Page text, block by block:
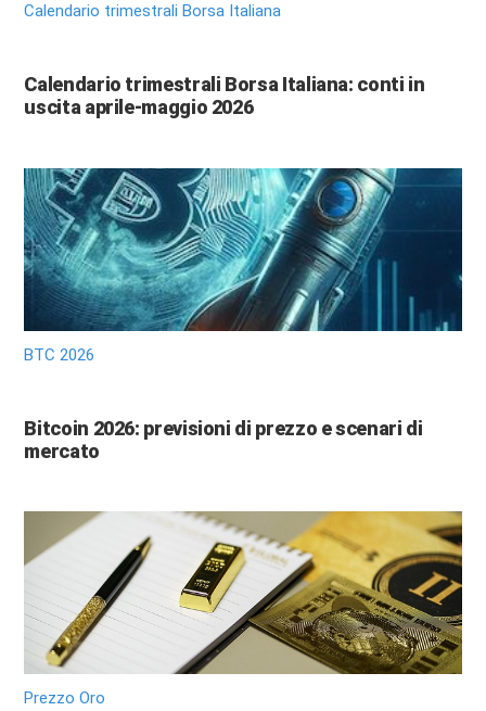
Calendario trimestrali Borsa Italiana
Calendario trimestrali Borsa Italiana: conti in
uscita aprile-maggio 2026
BTC 2026
Bitcoin 2026: previsioni di prezzo e scenari di
mercato
Prezzo Oro